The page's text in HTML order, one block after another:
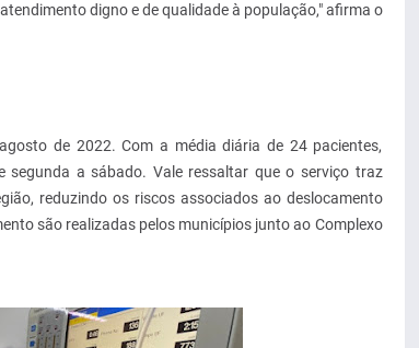
digno e de qualidade à população," afirma o
de 2022. Com a média diária de 24 pacientes,
a sábado. Vale ressaltar que o serviço traz
reduzindo os riscos associados ao deslocamento
são realizadas pelos municípios junto ao Complexo